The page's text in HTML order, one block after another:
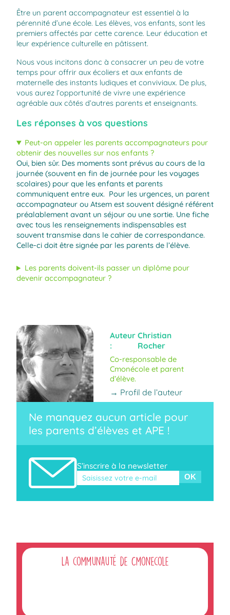
Être un parent accompagnateur est essentiel à la
pérennité d’une école. Les élèves, vos enfants, sont les
premiers affectés par cette carence. Leur éducation et
leur expérience culturelle en pâtissent.
Nous vous incitons donc à consacrer un peu de votre
temps pour offrir aux écoliers et aux enfants de
maternelle des instants ludiques et conviviaux. De plus,
vous aurez l’opportunité de vivre une expérience
agréable aux côtés d’autres parents et enseignants.
Les réponses à vos questions
Peut-on appeler les parents accompagnateurs pour
obtenir des nouvelles sur nos enfants ?
Oui, bien sûr. Des moments sont prévus au cours de la
journée (souvent en fin de journée pour les voyages
scolaires) pour que les enfants et parents
communiquent entre eux. Pour les urgences, un parent
accompagnateur ou Atsem est souvent désigné référent
préalablement avant un séjour ou une sortie. Une fiche
avec tous les renseignements indispensables est
souvent transmise dans le cahier de correspondance.
Celle-ci doit être signée par les parents de l’élève.
Les parents doivent-ils passer un diplôme pour
devenir accompagnateur ?
Auteur
:
Christian
Rocher
Co-responsable de
Cmonécole et parent
d’élève.
→ Profil de l’auteur
Ne manquez aucun article pour
les parents d’élèves et APE !
S’inscrire à la newsletter
Veuillez laisser ce champ vide.
La communauté de Cmonecole